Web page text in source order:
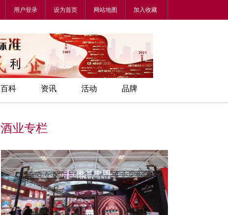
用户登录 设为首页 网站地图 加入收藏
百科 资讯 活动 品牌
酒业专栏